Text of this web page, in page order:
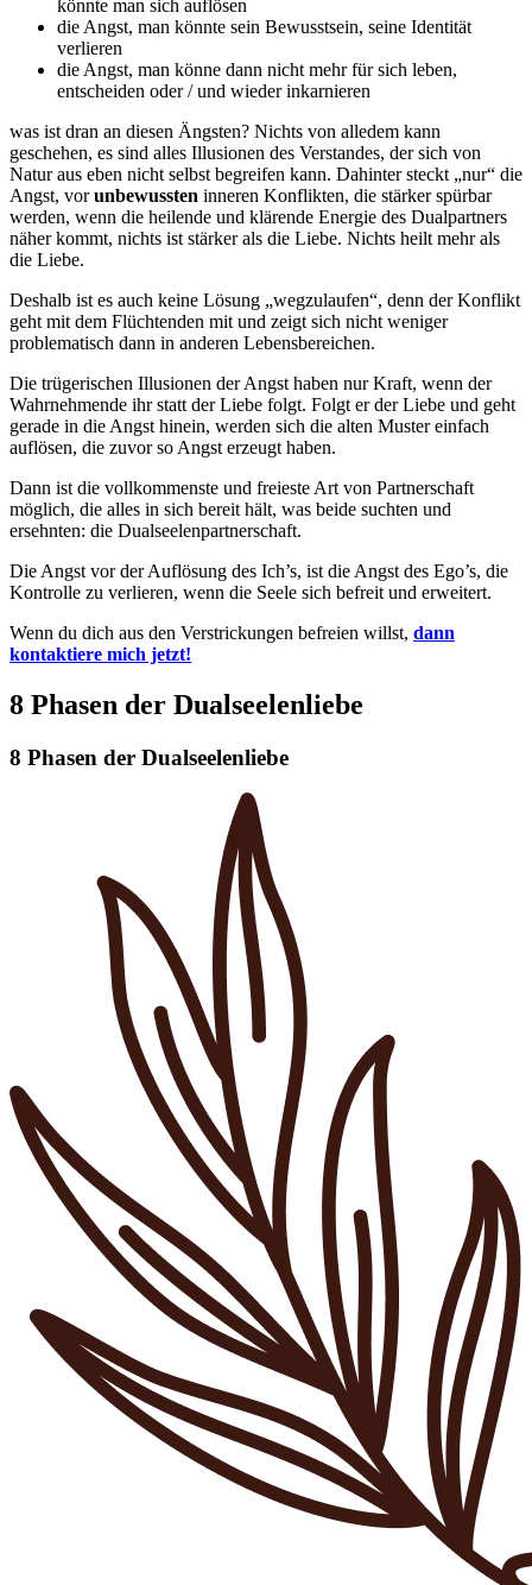
könnte man sich auflösen
die Angst, man könnte sein Bewusstsein, seine Identität
verlieren
die Angst, man könne dann nicht mehr für sich leben,
entscheiden oder / und wieder inkarnieren
was ist dran an diesen Ängsten? Nichts von alledem kann
geschehen, es sind alles Illusionen des Verstandes, der sich von
Natur aus eben nicht selbst begreifen kann. Dahinter steckt „nur“ die
Angst, vorunbewussten inneren Konflikten, die stärker spürbar
werden, wenn die heilende und klärende Energie des Dualpartners
näher kommt, nichts ist stärker als die Liebe. Nichts heilt mehr als
die Liebe.
Deshalb ist es auch keine Lösung „wegzulaufen“, denn der Konflikt
geht mit dem Flüchtenden mit und zeigt sich nicht weniger
problematisch dann in anderen Lebensbereichen.
Die trügerischen Illusionen der Angst haben nur Kraft, wenn der
Wahrnehmende ihr statt der Liebe folgt. Folgt er der Liebe und geht
gerade in die Angst hinein, werden sich die alten Muster einfach
auflösen, die zuvor so Angst erzeugt haben.
Dann ist die vollkommenste und freieste Art von Partnerschaft
möglich, die alles in sich bereit hält, was beide suchten und
ersehnten: die Dualseelenpartnerschaft.
Die Angst vor der Auflösung des Ich’s, ist die Angst des Ego’s, die
Kontrolle zu verlieren, wenn die Seele sich befreit und erweitert.
Wenn du dich aus den Verstrickungen befreien willst, dann
kontaktiere mich jetzt!
8 Phasen der Dualseelenliebe
8 Phasen der Dualseelenliebe